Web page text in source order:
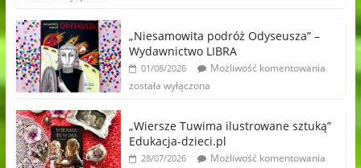
„Niesamowita podróż Odyseusza” –
Wydawnictwo LIBRA
01/08/2026
Możliwość komentowania
została wyłączona
„Wiersze Tuwima ilustrowane sztuką”
Edukacja-dzieci.pl
28/07/2026
Możliwość komentowania